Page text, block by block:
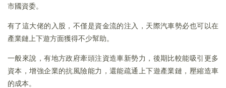
市國資委。
有了這大佬的入股，不僅是資金流的注入，天際汽車勢必也可以在
產業鏈上下遊方面獲得不少幫助。
一般來說，有地方政府牽頭注資造車新勢力，後期比較能吸引更多
資本，增強企業的抗風險能力，還能疏通上下遊產業鏈，壓縮造車
的成本。